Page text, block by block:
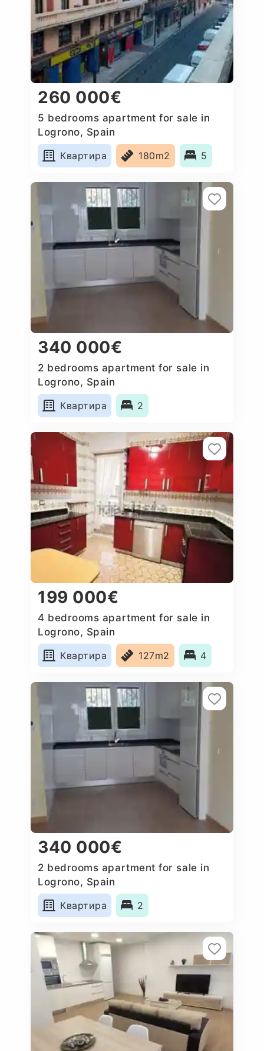
260 000€
5 bedrooms apartment for sale in
Logrono, Spain
Квартира
180m2 5
340 000€
2 bedrooms apartment for sale in
Logrono, Spain
Квартира
2
199 000€
4 bedrooms apartment for sale in
Logrono, Spain
Квартира
127m2 4
340 000€
2 bedrooms apartment for sale in
Logrono, Spain
Квартира
2